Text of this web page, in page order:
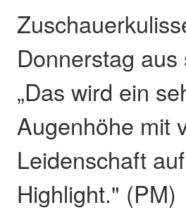
Donnerstag
„Das wird ein
Augenhöhe mit
Leidenschaft
Highlight." (PM)